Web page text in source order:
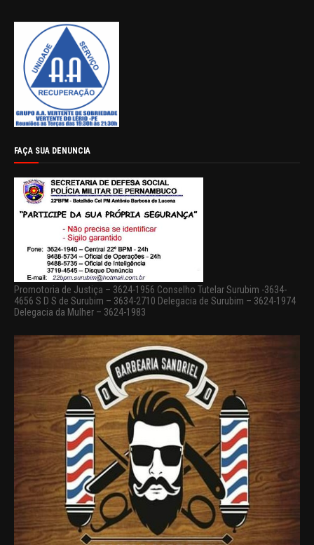
FAÇA SUA DENUNCIA
Promotoria de Justiça – 3624-1956 Conselho Tutelar Surubim -3634-
4656 S D S de Surubim – 3634-2710 Delegacia de Surubim – 3624-1974
Delegacia da Mulher – 3624-1983